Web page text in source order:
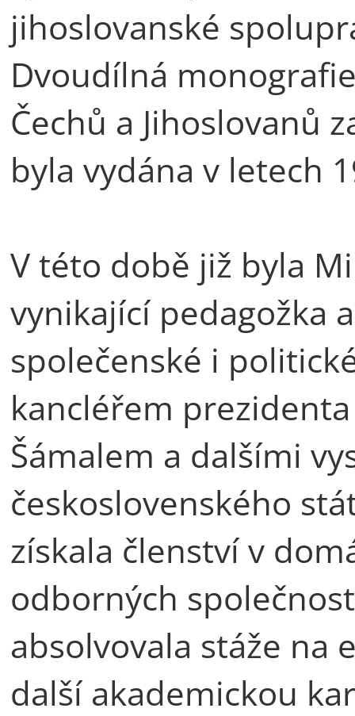
jihoslovanské
Dvoudílná
Čechů a Jihoslovanů
byla vydána v letech
V této době již byla
vynikající pedagožka
společenské i
kancléřem
Šámalem a dalšími
československého
získala členství v
odborných
absolvovala stáže na
další akademickou